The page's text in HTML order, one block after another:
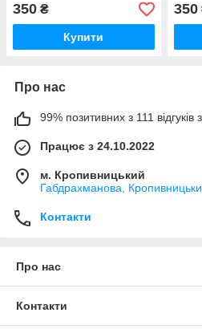
350 ₴
Купити
350
Про нас
99% позитивних з 111 відгуків
Працює з 24.10.2022
м. Кропивницький
Габдрахманова,
Контакти
Про нас
Контакти